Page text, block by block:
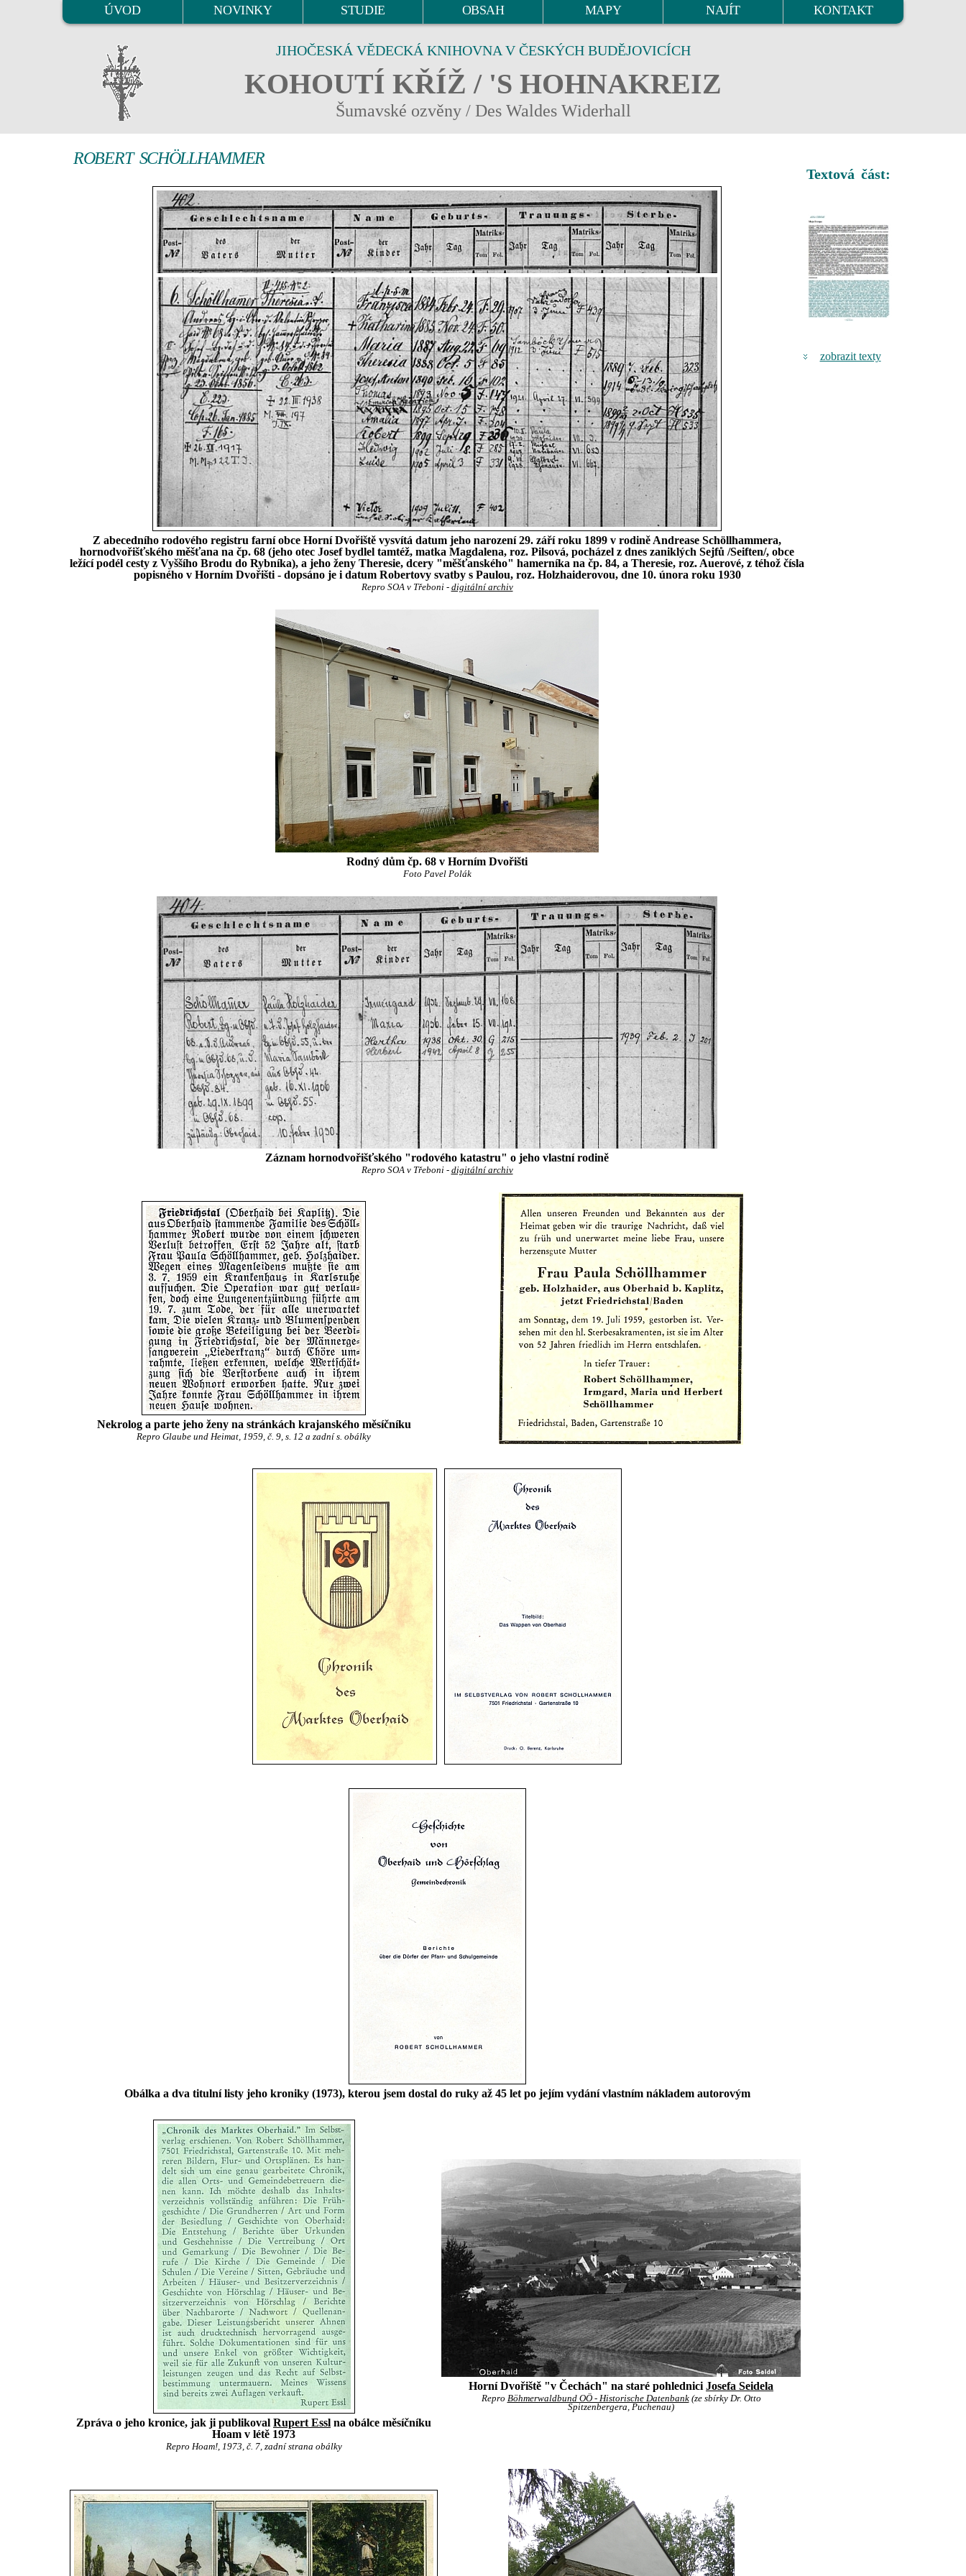
ÚVOD NOVINKY STUDIE OBSAH MAPY NAJÍT KONTAKT
JIHOČESKÁ VĚDECKÁ KNIHOVNA V ČESKÝCH BUDĚJOVICÍCH
KOHOUTÍ KŘÍŽ / 'S HOHNAKREIZ
Šumavské ozvěny / Des Waldes Widerhall
ROBERT SCHÖLLHAMMER
Z abecedního rodového registru farní obce Horní Dvořiště vysvítá datum jeho narození 29. září roku 1899 v rodině Andrease Schöllhammera,
hornodvořišťského měšťana na čp. 68 (jeho otec Josef bydlel tamtéž, matka Magdalena, roz. Pilsová, pocházel z dnes zaniklých Sejfů /Seiften/, obce
ležící podél cesty z Vyššího Brodu do Rybníka), a jeho ženy Theresie, dcery "měšťanského" hamerníka na čp. 84, a Theresie, roz. Auerové, z téhož čísla
popisného v Horním Dvořišti - dopsáno je i datum Robertovy svatby s Paulou, roz. Holzhaiderovou, dne 10. února roku 1930
Repro SOA v Třeboni - digitální archiv
Rodný dům čp. 68 v Horním Dvořišti
Foto Pavel Polák
Záznam hornodvořišťského "rodového katastru" o jeho vlastní rodině
Repro SOA v Třeboni - digitální archiv
Nekrolog a parte jeho ženy na stránkách krajanského měsíčníku
Repro Glaube und Heimat, 1959, č. 9, s. 12 a zadní s. obálky
Obálka a dva titulní listy jeho kroniky (1973), kterou jsem dostal do ruky až 45 let po jejím vydání vlastním nákladem autorovým
Zpráva o jeho kronice, jak ji publikoval Rupert Essl na obálce měsíčníku
Hoam v létě 1973
Repro Hoam!, 1973, č. 7, zadní strana obálky
Horní Dvořiště "v Čechách" na staré pohlednici Josefa Seidela
Repro Böhmerwaldbund OÖ - Historische Datenbank(ze sbírky Dr. Otto
Spitzenbergera, Puchenau)
Textová část:
zobrazit texty